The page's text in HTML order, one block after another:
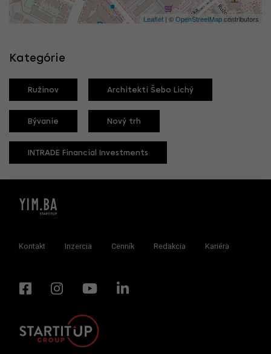
Leaflet | ©OpenStreetMapcontributors
Kategórie
Ružinov Architekti Šebo Lichý
Bývanie Nový trh
INTRADE Financial Investments
Kontakt Inzercia Cenník Redakcia Kariéra